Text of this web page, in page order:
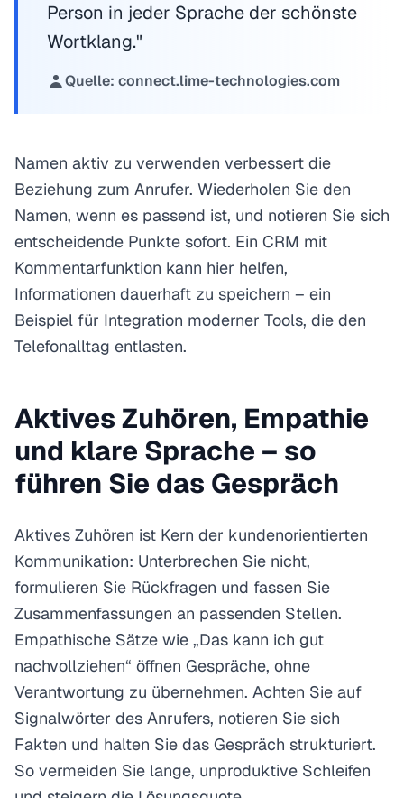
Person in jeder Sprache der schönste
Wortklang."
Quelle: connect.lime-technologies.com
Namen aktiv zu verwenden verbessert die
Beziehung zum Anrufer. Wiederholen Sie den
Namen, wenn es passend ist, und notieren Sie sich
entscheidende Punkte sofort. Ein CRM mit
Kommentarfunktion kann hier helfen,
Informationen dauerhaft zu speichern – ein
Beispiel für Integration moderner Tools, die den
Telefonalltag entlasten.
Aktives Zuhören, Empathie
und klare Sprache – so
führen Sie das Gespräch
Aktives Zuhören ist Kern der kundenorientierten
Kommunikation: Unterbrechen Sie nicht,
formulieren Sie Rückfragen und fassen Sie
Zusammenfassungen an passenden Stellen.
Empathische Sätze wie „Das kann ich gut
nachvollziehen“ öffnen Gespräche, ohne
Verantwortung zu übernehmen. Achten Sie auf
Signalwörter des Anrufers, notieren Sie sich
Fakten und halten Sie das Gespräch strukturiert.
So vermeiden Sie lange, unproduktive Schleifen